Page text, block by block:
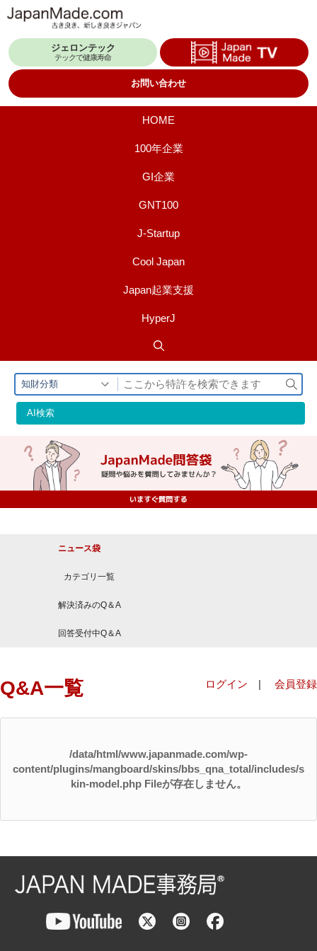
テ
ジェロンテック
テックで健康寿命
お問い合わせ
HOME
100年企業
GI企業
GNT100
J-Startup
Cool Japan
Japan起業支援
HyperJ
知財分類
検
索
AI検索
ニュース袋
カテゴリ一覧
解決済みのQ＆A
回答受付中Q＆A
Q&A一覧 ログイン | 会員登録
/data/html/www.japanmade.com/wp-
content/plugins/mangboard/skins/bbs_qna_total/includes/s
kin-model.php Fileが存在しません。